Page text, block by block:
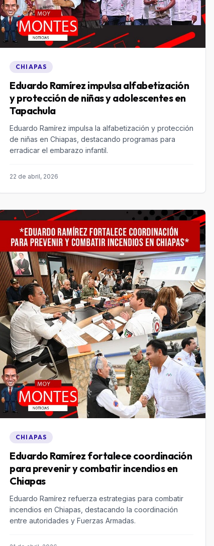
CHIAPAS
Eduardo Ramírez impulsa alfabetización
y protección de niñas y adolescentes en
Tapachula
Eduardo Ramírez impulsa la alfabetización y protección
de niñas en Chiapas, destacando programas para
erradicar el embarazo infantil.
22 de abril, 2026
CHIAPAS
Eduardo Ramírez fortalece coordinación
para prevenir y combatir incendios en
Chiapas
Eduardo Ramírez refuerza estrategias para combatir
incendios en Chiapas, destacando la coordinación
entre autoridades y Fuerzas Armadas.